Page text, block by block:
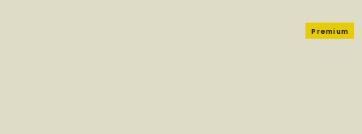
Premium